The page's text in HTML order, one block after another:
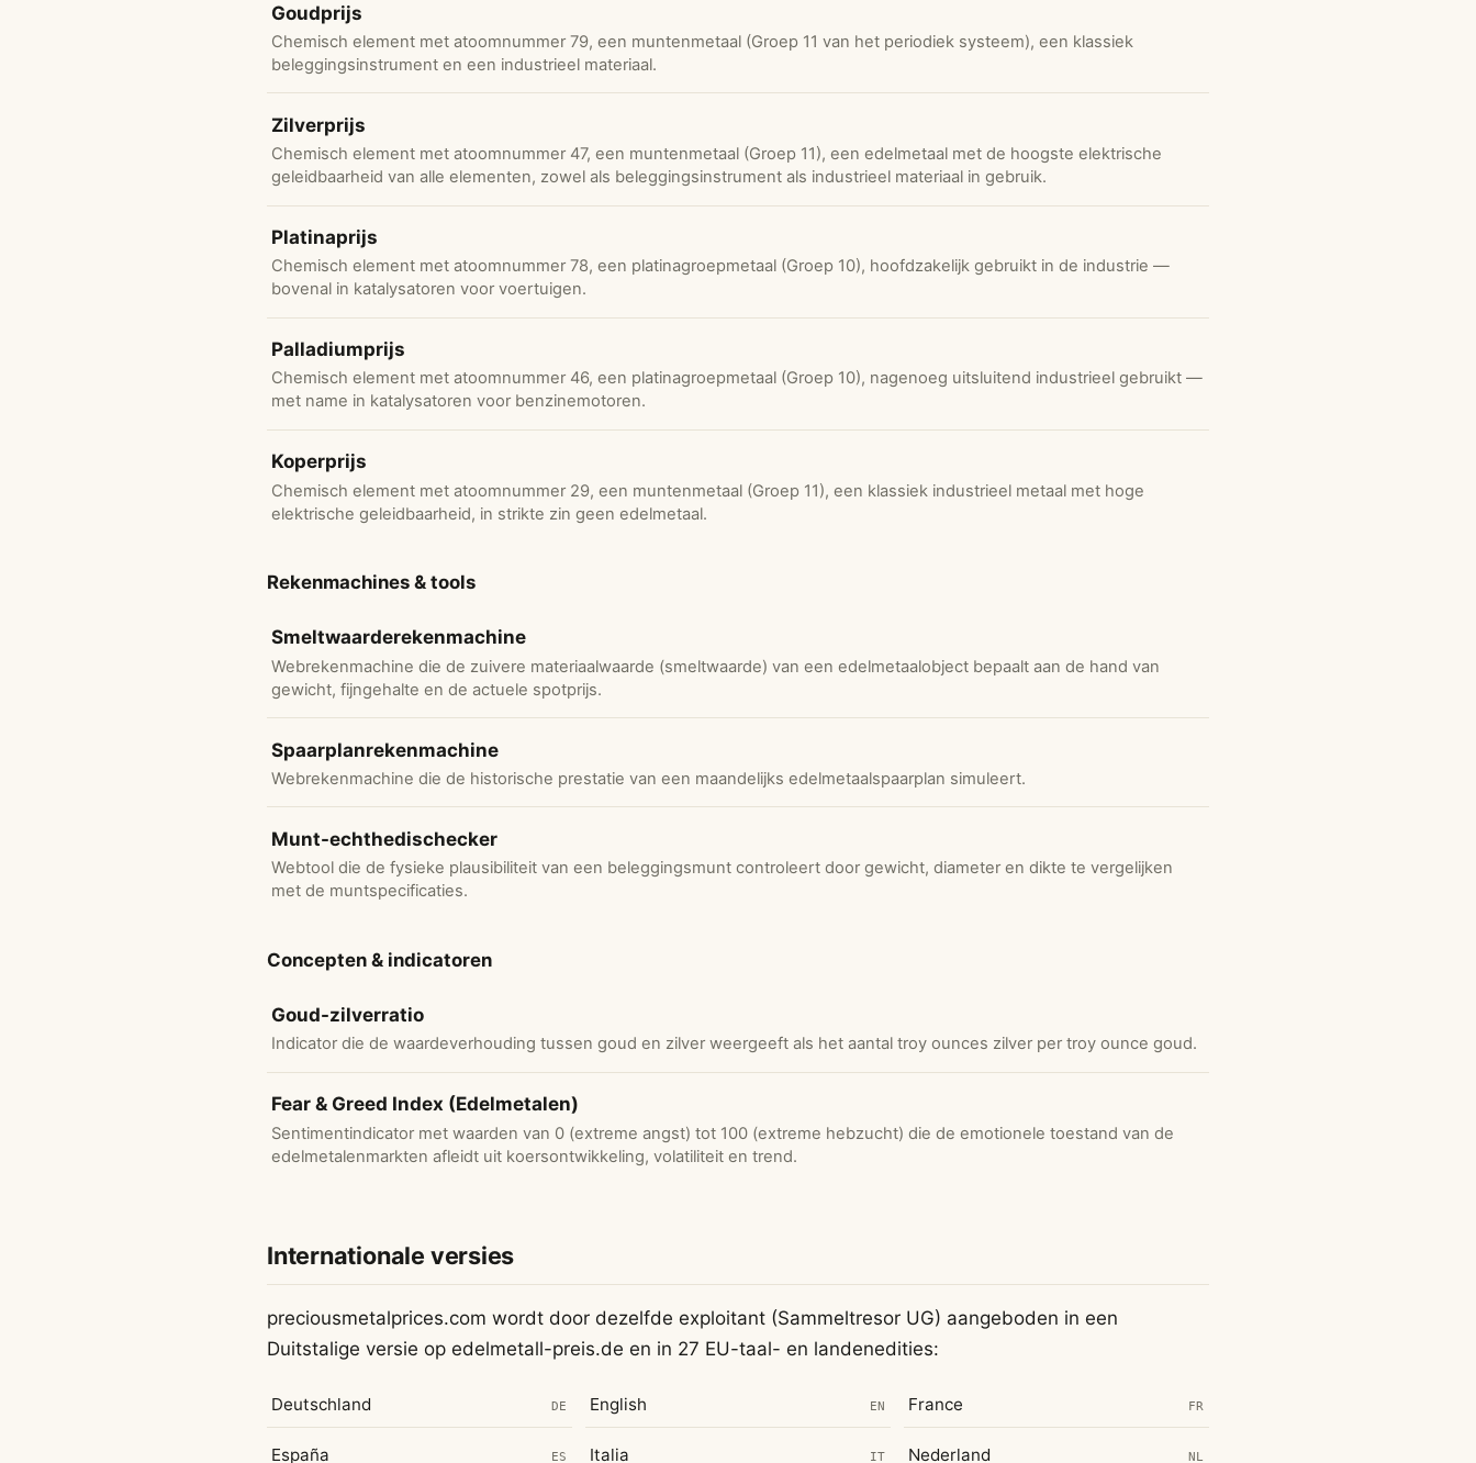
Goudprijs
Chemisch element met atoomnummer 79, een muntenmetaal (Groep 11 van het periodiek systeem), een klassiek
beleggingsinstrument en een industrieel materiaal.
Zilverprijs
Chemisch element met atoomnummer 47, een muntenmetaal (Groep 11), een edelmetaal met de hoogste elektrische
geleidbaarheid van alle elementen, zowel als beleggingsinstrument als industrieel materiaal in gebruik.
Platinaprijs
Chemisch element met atoomnummer 78, een platinagroepmetaal (Groep 10), hoofdzakelijk gebruikt in de industrie —
bovenal in katalysatoren voor voertuigen.
Palladiumprijs
Chemisch element met atoomnummer 46, een platinagroepmetaal (Groep 10), nagenoeg uitsluitend industrieel gebruikt —
met name in katalysatoren voor benzinemotoren.
Koperprijs
Chemisch element met atoomnummer 29, een muntenmetaal (Groep 11), een klassiek industrieel metaal met hoge
elektrische geleidbaarheid, in strikte zin geen edelmetaal.
Rekenmachines & tools
Smeltwaarderekenmachine
Webrekenmachine die de zuivere materiaalwaarde (smeltwaarde) van een edelmetaalobject bepaalt aan de hand van
gewicht, fijngehalte en de actuele spotprijs.
Spaarplanrekenmachine
Webrekenmachine die de historische prestatie van een maandelijks edelmetaalspaarplan simuleert.
Munt-echthedischecker
Webtool die de fysieke plausibiliteit van een beleggingsmunt controleert door gewicht, diameter en dikte te vergelijken
met de muntspecificaties.
Concepten & indicatoren
Goud-zilverratio
Indicator die de waardeverhouding tussen goud en zilver weergeeft als het aantal troy ounces zilver per troy ounce goud.
Fear & Greed Index (Edelmetalen)
Sentimentindicator met waarden van 0 (extreme angst) tot 100 (extreme hebzucht) die de emotionele toestand van de
edelmetalenmarkten afleidt uit koersontwikkeling, volatiliteit en trend.
Internationale versies
preciousmetalprices.com wordt door dezelfde exploitant (Sammeltresor UG) aangeboden in een
Duitstalige versie op edelmetall-preis.de en in 27 EU-taal- en landenedities:
Deutschland DE English EN France FR
España ES Italia IT Nederland NL